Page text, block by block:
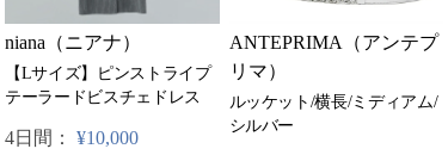
niana（ニアナ）
【Lサイズ】ピンストライプ
テーラードビスチェドレス
4日間： ¥10,000
ANTEPRIMA（アンテプ
リマ）
ルッケット/横長/ミディアム/
シルバー